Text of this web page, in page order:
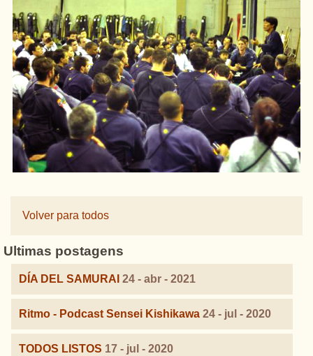
Volver para todos
Ultimas postagens
DÍA DEL SAMURAI 24 - abr - 2021
Ritmo - Podcast Sensei Kishikawa 24 - jul - 2020
TODOS LISTOS 17 - jul - 2020